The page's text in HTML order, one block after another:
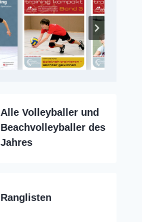
Alle Volleyballer und
Beachvolleyballer des
Jahres
Ranglisten